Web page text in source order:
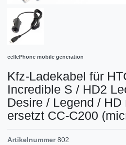
cellePhone mobile generation
Kfz-Ladekabel für
Incredible S / HD2
Desire / Legend /
ersetzt CC-C200
Artikelnummer 802